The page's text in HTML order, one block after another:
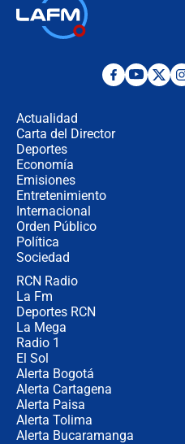
¿Por
Actualidad
Carta del Director
Deportes
Economía
Emisiones
Entretenimiento
Internacional
Orden Público
Política
Sociedad
RCN Radio
La Fm
Deportes RCN
La Mega
Radio 1
El Sol
Alerta Bogotá
Alerta Cartagena
Alerta Paisa
Alerta Tolima
Alerta Bucaramanga